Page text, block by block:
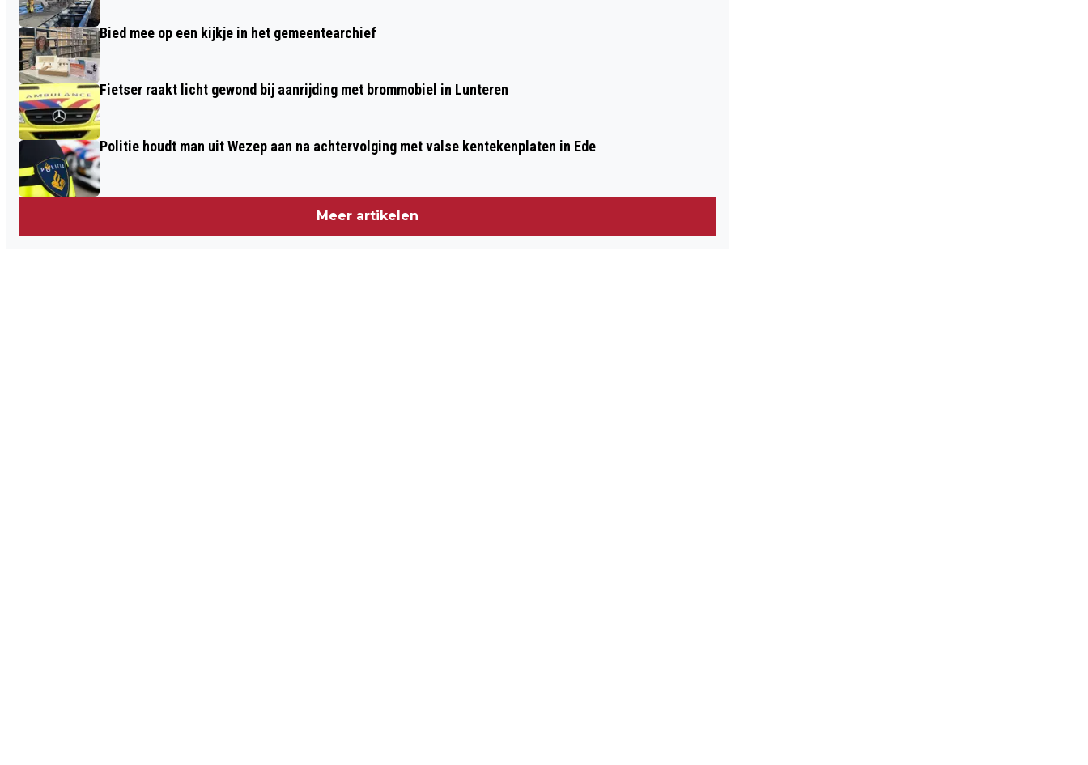
Bied mee op een kijkje in het gemeentearchief
Fietser raakt licht gewond bij aanrijding met brommobiel in Lunteren
Politie houdt man uit Wezep aan na achtervolging met valse kentekenplaten in Ede
Meer artikelen